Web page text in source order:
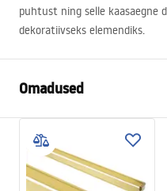
puhtust ning selle kaasaegne
dekoratiivseks elemendiks.
Omadused
Materjal
Paigaldusviis